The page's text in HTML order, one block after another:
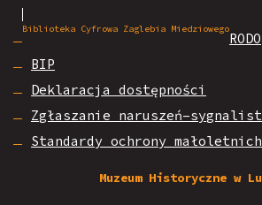
Biblioteka Cyfrowa Zaglebia Miedziowego
RODO
BIP
Deklaracja dostępności
Zgłaszanie
Standardy ochrony małoletnich
Muzeum Historyczne w